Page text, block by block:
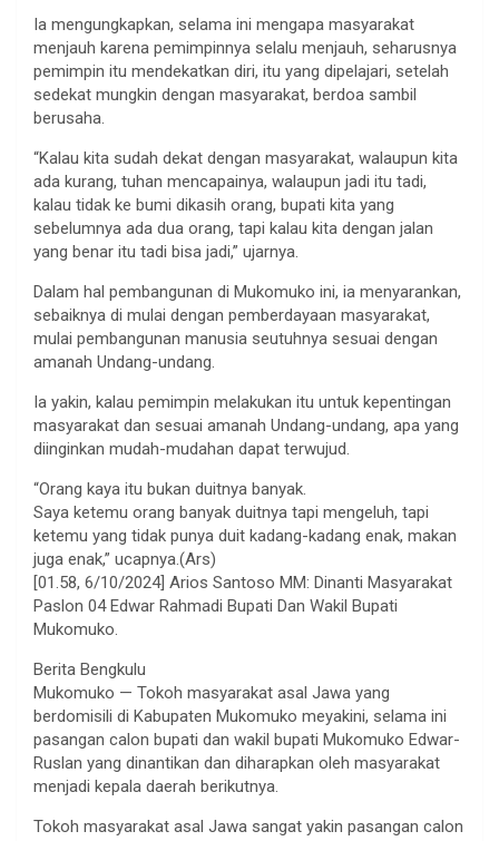
Ia mengungkapkan, selama ini mengapa masyarakat
menjauh karena pemimpinnya selalu menjauh, seharusnya
pemimpin itu mendekatkan diri, itu yang dipelajari, setelah
sedekat mungkin dengan masyarakat, berdoa sambil
berusaha.
“Kalau kita sudah dekat dengan masyarakat, walaupun kita
ada kurang, tuhan mencapainya, walaupun jadi itu tadi,
kalau tidak ke bumi dikasih orang, bupati kita yang
sebelumnya ada dua orang, tapi kalau kita dengan jalan
yang benar itu tadi bisa jadi,” ujarnya.
Dalam hal pembangunan di Mukomuko ini, ia menyarankan,
sebaiknya di mulai dengan pemberdayaan masyarakat,
mulai pembangunan manusia seutuhnya sesuai dengan
amanah Undang-undang.
Ia yakin, kalau pemimpin melakukan itu untuk kepentingan
masyarakat dan sesuai amanah Undang-undang, apa yang
diinginkan mudah-mudahan dapat terwujud.
“Orang kaya itu bukan duitnya banyak.
Saya ketemu orang banyak duitnya tapi mengeluh, tapi
ketemu yang tidak punya duit kadang-kadang enak, makan
juga enak,” ucapnya.(Ars)
[01.58, 6/10/2024] Arios Santoso MM: Dinanti Masyarakat
Paslon 04 Edwar Rahmadi Bupati Dan Wakil Bupati
Mukomuko.
Berita Bengkulu
Mukomuko — Tokoh masyarakat asal Jawa yang
berdomisili di Kabupaten Mukomuko meyakini, selama ini
pasangan calon bupati dan wakil bupati Mukomuko Edwar-
Ruslan yang dinantikan dan diharapkan oleh masyarakat
menjadi kepala daerah berikutnya.
Tokoh masyarakat asal Jawa sangat yakin pasangan calon